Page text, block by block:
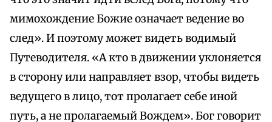
мимохождение Божие означает ведение во
след». И поэтому может видеть водимый
Путеводителя. «А кто в движении уклоняется
в сторону или направляет взор, чтобы видеть
ведущего в лицо, тот пролагает себе иной
путь, а не пролагаемый Вождем». Бог говорит